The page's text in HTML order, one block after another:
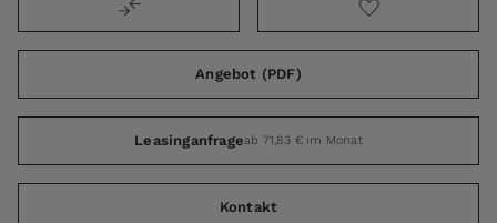
Angebot (PDF)
Leasinganfrageab 71,83 € im Monat
Kontakt